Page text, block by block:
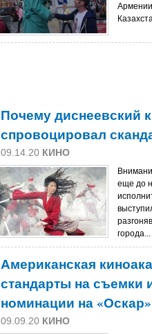
Почему диснеевский
спровоцировал
09.14.20 КИНО
еще до
города...
Американская
стандарты на съемки
номинации на «Оскар»
09.09.20 КИНО